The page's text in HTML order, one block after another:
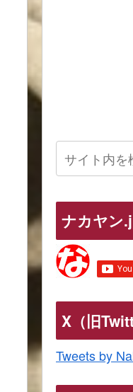
ナカヤン
X（旧
Tweets by